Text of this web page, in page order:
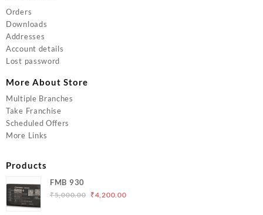
Orders
Downloads
Addresses
Account details
Lost password
More About Store
Multiple Branches
Take Franchise
Scheduled Offers
More Links
Products
FMB 930
₹5,000.00 Original
₹4,200.00Current